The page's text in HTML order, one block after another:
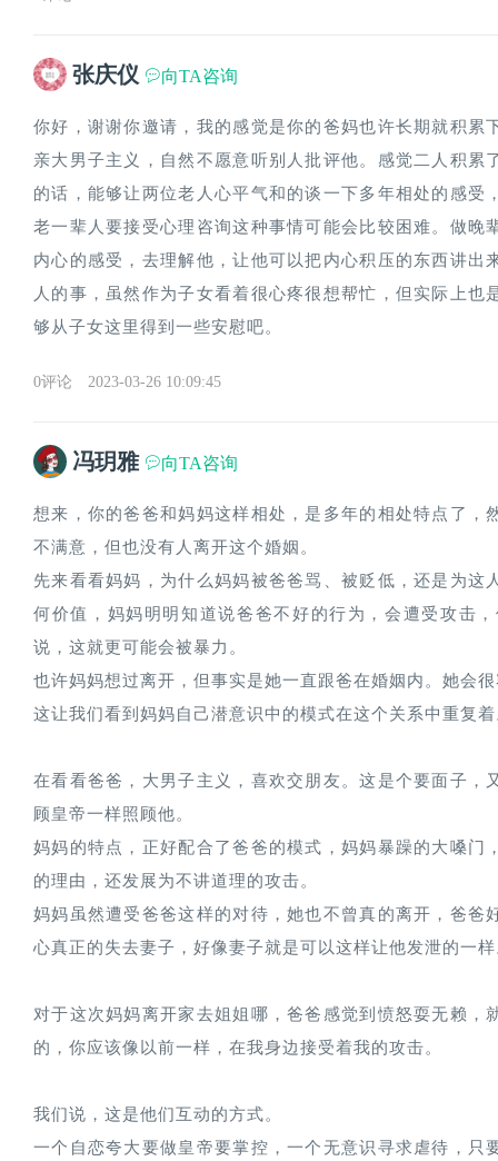
张庆仪 向TA咨询
你好，谢谢你邀请，我的感觉是你的爸妈也许长期就积
亲大男子主义，自然不愿意听别人批评他。感觉二人积
的话，能够让两位老人心平气和的谈一下多年相处的感
老一辈人要接受心理咨询这种事情可能会比较困难。做
内心的感受，去理解他，让他可以把内心积压的东西讲
人的事，虽然作为子女看着很心疼很想帮忙，但实际上
够从子女这里得到一些安慰吧。
0评论 2023-03-26 10:09:45
冯玥雅 向TA咨询
想来，你的爸爸和妈妈这样相处，是多年的相处特点了
不满意，但也没有人离开这个婚姻。
先来看看妈妈，为什么妈妈被爸爸骂、被贬低，还是为
何价值，妈妈明明知道说爸爸不好的行为，会遭受攻击
说，这就更可能会被暴力。
也许妈妈想过离开，但事实是她一直跟爸在婚姻内。她会
这让我们看到妈妈自己潜意识中的模式在这个关系中重复
在看看爸爸，大男子主义，喜欢交朋友。这是个要面子
顾皇帝一样照顾他。
妈妈的特点，正好配合了爸爸的模式，妈妈暴躁的大嗓
的理由，还发展为不讲道理的攻击。
妈妈虽然遭受爸爸这样的对待，她也不曾真的离开，爸
心真正的失去妻子，好像妻子就是可以这样让他发泄的一
对于这次妈妈离开家去姐姐哪，爸爸感觉到愤怒耍无赖
的，你应该像以前一样，在我身边接受着我的攻击。
我们说，这是他们互动的方式。
一个自恋夸大要做皇帝要掌控，一个无意识寻求虐待，